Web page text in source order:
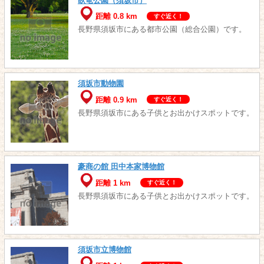
距離 0.8 km
すぐ近く！
長野県須坂市にある都市公園（総合公園）です。
須坂市動物園
距離 0.9 km
すぐ近く！
長野県須坂市にある子供とお出かけスポットです。
豪商の館 田中本家博物館
距離 1 km
すぐ近く！
長野県須坂市にある子供とお出かけスポットです。
須坂市立博物館